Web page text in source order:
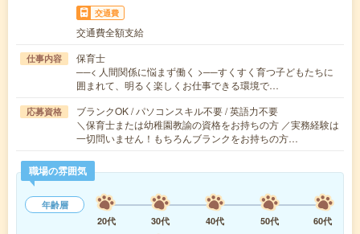
交通費
交通費全額支給
仕事内容
保育士
──< 人間関係に悩まず働く >──すくすく育つ子どもたちに
囲まれて、明るく楽しくお仕事できる環境で…
応募資格
ブランクOK / パソコンスキル不要 / 英語力不要
＼保育士または幼稚園教諭の資格をお持ちの方 ／実務経験は
一切問いません！もちろんブランクをお持ちの方…
職場の雰囲気
年齢層
20代
30代 40代 50代 60代